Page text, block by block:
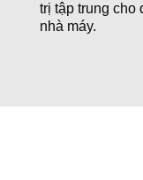
trị tập trung cho
nhà máy.